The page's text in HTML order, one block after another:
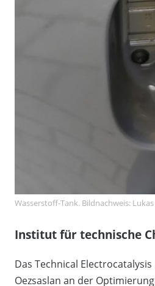
Wasserstoff-Tank. Bildnachweis:
Institut für technische
Das Technical
Oezsaslan an der